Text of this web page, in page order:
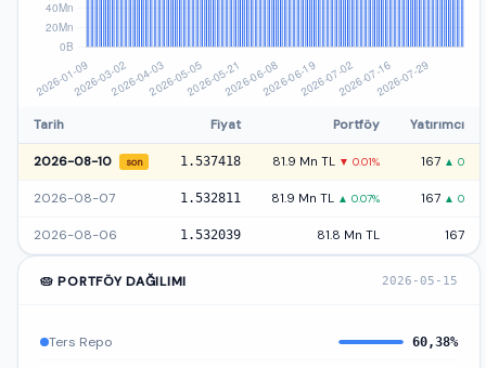
Tarih Fiyat Portföy Yatırımcı
2026-08-10 son 1.537418 81.9 Mn TL ▼ 0.01% 167 ▲ 0
2026-08-07 1.532811 81.9 Mn TL ▲ 0.07% 167 ▲ 0
2026-08-06 1.532039 81.8 Mn TL 167
🥧 PORTFÖY DAĞILIMI 2026-05-15
Ters Repo 60,38%